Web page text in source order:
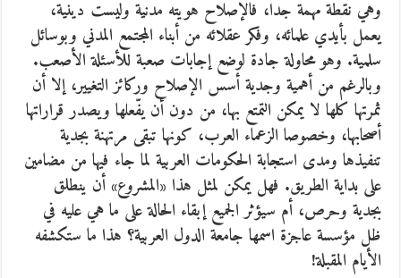
وهي نقطة مهمة جدا، فالإصلاح هويته مدنية وليست دينية،
يعمل بأيدي علمائه، وفكر عقلائه من أبناء المجتمع المدني وبوسائل
سلمية. وهو محاولة جادة لوضع إجابات صعبة للأسئلة الأصعب.
وبالرغم من أهمية وجدية أسس الإصلاح وركائز التغيير، إلا أن
ثمرتها كلها لا يمكن التمتع بها، من دون أن يفّعلها ويصدر قراراتها
أصحابها، وخصوصا الزعماء العرب، كونها تبقى مرتهنة بجدية
تنفيذها ومدى استجابة الحكومات العربية لما جاء فيها من مضامين
على بداية الطريق. فهل يمكن لمثل هذا «المشروع» أن ينطلق
بجدية وحرص، أم سيؤثر الجميع إبقاء الحالة على ما هي عليه في
ظل مؤسسة عاجزة اسمها جامعة الدول العربية؟ هذا ما ستكشفه
الأيام المقبلة!